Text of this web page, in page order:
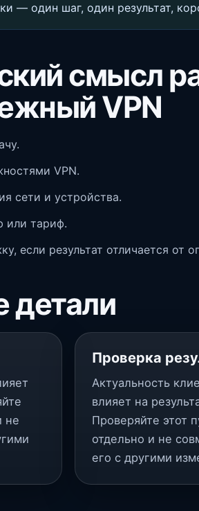
— один шаг, один результат,
смысл
VPN
VPN.
сети и устройства.
или тариф.
если результат отличается от
детали
не
Проверка
Актуальность
влияет на
Проверяйте этот
отдельно и не
его с другими